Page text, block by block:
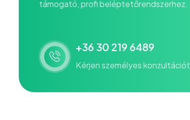
támogató, profi beléptetőrendszerhez.
+36 30 219 6489
Kérjen személyes konzultációt